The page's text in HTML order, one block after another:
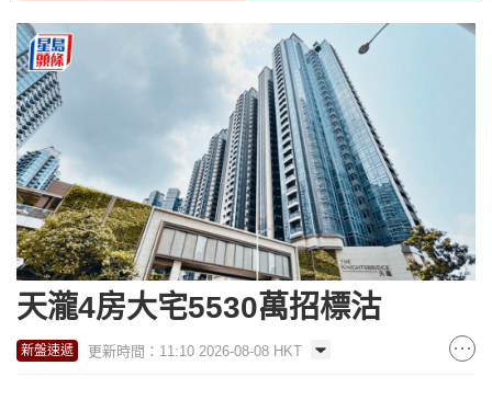
天瀧4房大宅5530萬招標沽
新盤速遞 更新時間：11:10 2026-08-08 HKT